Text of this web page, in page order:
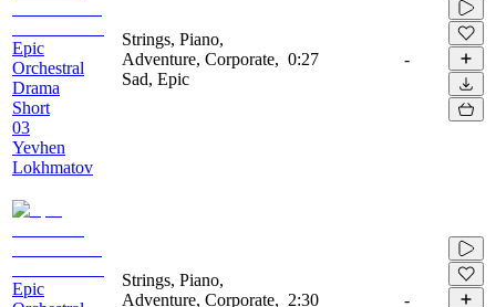
Epic
Orchestral
Drama
Short
03
Yevhen
Lokhmatov
Strings, Piano,
Adventure, Corporate,
Sad, Epic
0:27 -
Epic
Strings, Piano,
Adventure, Corporate, 2:30 -